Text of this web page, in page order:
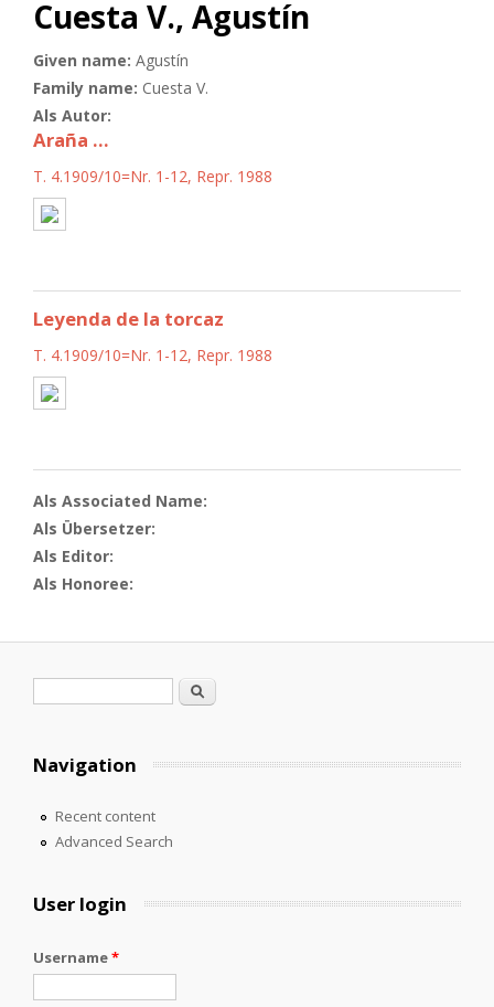
Cuesta V., Agustín
Given name: Agustín
Family name: Cuesta V.
Als Autor:
Araña ...
T. 4.1909/10=Nr. 1-12, Repr. 1988
Leyenda de la torcaz
T. 4.1909/10=Nr. 1-12, Repr. 1988
Als Associated Name:
Als Übersetzer:
Als Editor:
Als Honoree:
Search
Navigation
Recent content
Advanced Search
User login
Username*